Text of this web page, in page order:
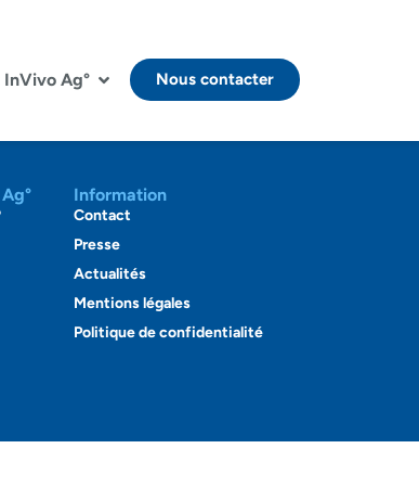
Ag° Nous contacter
Information
Contact
Presse
Actualités
Mentions légales
Politique de confidentialité